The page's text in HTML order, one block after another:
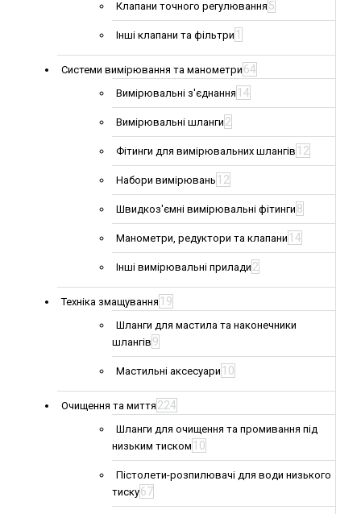
Клапани точного регулювання 5
Інші клапани та фільтри 1
Системи вимірювання та манометри 64
Вимірювальні з'єднання 14
Вимірювальні шланги 2
Фітинги для вимірювальних шлангів 12
Набори вимірювань 12
Швидкоз'ємні вимірювальні фітинги 8
Манометри, редуктори та клапани 14
Інші вимірювальні прилади 2
Техніка змащування 19
Шланги для мастила та наконечники
шлангів 9
Мастильні аксесуари 10
Очищення та миття 224
Шланги для очищення та промивання під
низьким тиском 10
Пістолети-розпилювачі для води низького
тиску67